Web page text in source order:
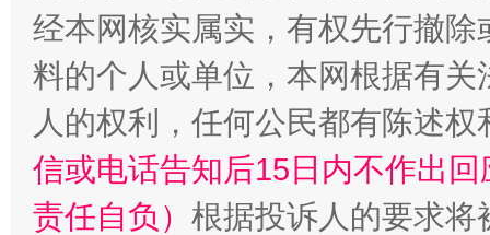
经本网核实属实，有权先行撤
料的个人或单位，本网根据有
人的权利，任何公民都有陈述
信或电话告知后15日内不作出
责任自负） 根据投诉人的要求将